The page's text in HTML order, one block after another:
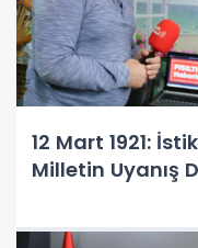
12 Mart 1921:
Milletin Uyanış